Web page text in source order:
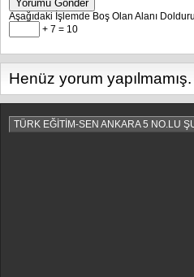
Yorumu Gönder
Aşağıdaki İşlemde Boş Olan Alanı
+ 7 = 10
Henüz yorum yapılmamış.
TÜRK EĞİTİM-SEN ANKARA 5 NO.LU